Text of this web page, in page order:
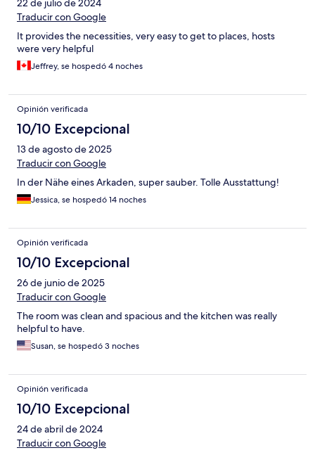
22 de julio de 2024
Traducir con Google
It provides the necessities, very easy to get to places, hosts
were very helpful
Jeffrey, se hospedó 4 noches
Opinión verificada
10/10 Excepcional
13 de agosto de 2025
Traducir con Google
In der Nähe eines Arkaden, super sauber. Tolle Ausstattung!
Jessica, se hospedó 14 noches
Opinión verificada
10/10 Excepcional
26 de junio de 2025
Traducir con Google
The room was clean and spacious and the kitchen was really
helpful to have.
Susan, se hospedó 3 noches
Opinión verificada
10/10 Excepcional
24 de abril de 2024
Traducir con Google